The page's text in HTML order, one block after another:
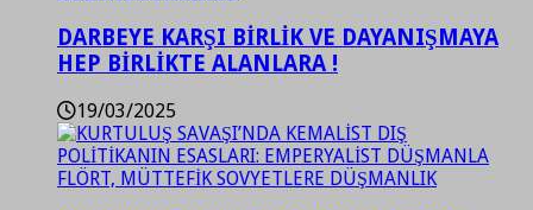
DARBEYE KARŞI BİRLİK VE DAYANIŞMAYA
HEP BİRLİKTE ALANLARA !
19/03/2025